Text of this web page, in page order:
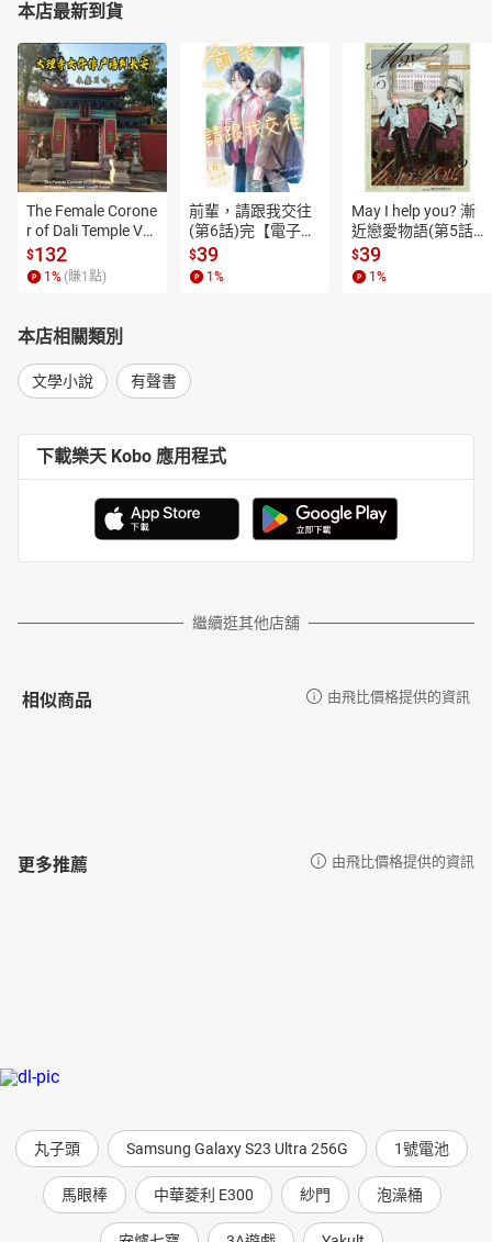
本店最新到貨
The Female Corone
r of Dali Temple Vo
l.6【有聲書】
$132
1 % (賺1 點)
前輩，請跟我交往
(第6話)完【電子
書】
$39
1 %
May I help you? 漸
近戀愛物語(第5話)
【電子書】
$39
1 %
本店相關類別
文學小說 有聲書
下載樂天 Kobo 應用程式
繼續逛其他店舖
相似商品 由飛比價格提供的資訊
更多推薦 由飛比價格提供的資訊
丸子頭 Samsung Galaxy S23 Ultra 256G 1號電池
馬眼棒 中華菱利 E300 紗門 泡澡桶